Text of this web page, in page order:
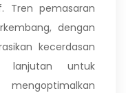
Tren pemasaran
dengan
kecerdasan
untuk